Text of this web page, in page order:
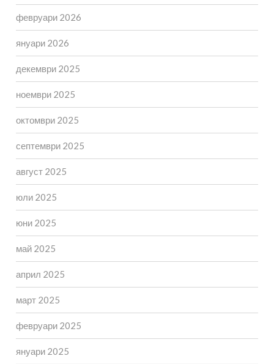
февруари 2026
януари 2026
декември 2025
ноември 2025
октомври 2025
септември 2025
август 2025
юли 2025
юни 2025
май 2025
април 2025
март 2025
февруари 2025
януари 2025